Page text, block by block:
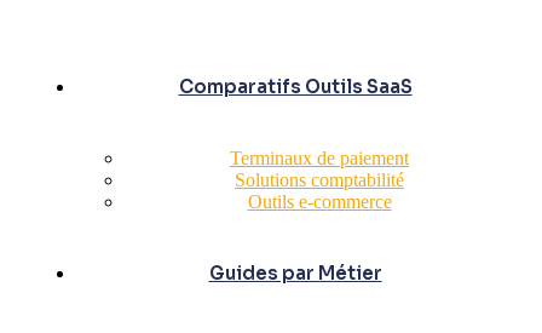
Comparatifs Outils SaaS
Terminaux de paiement
Solutions comptabilité
Outils e-commerce
Guides par Métier